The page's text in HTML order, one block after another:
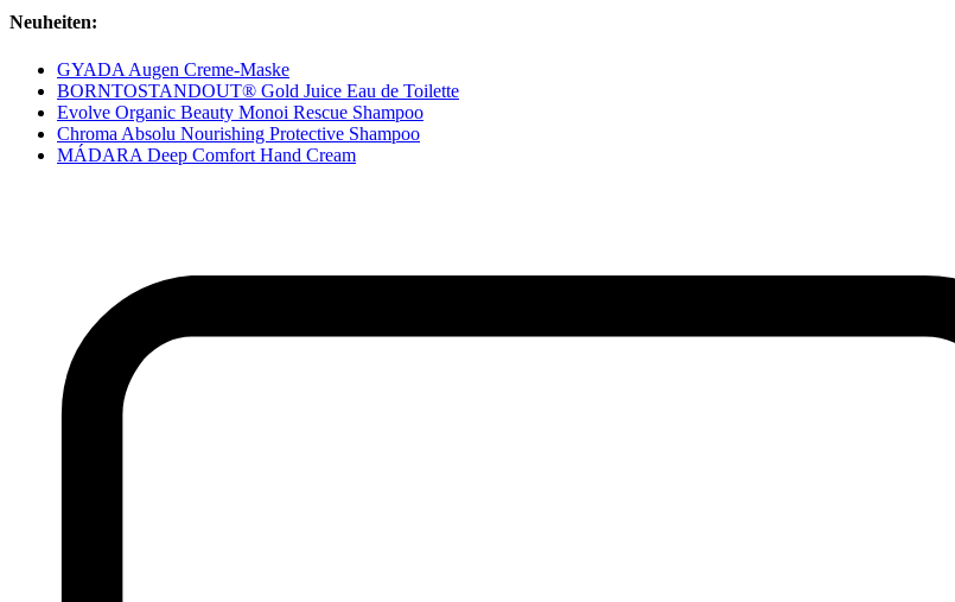
Neuheiten:
GYADA Augen Creme-Maske
BORNTOSTANDOUT® Gold Juice Eau de Toilette
Evolve Organic Beauty Monoi Rescue Shampoo
Chroma Absolu Nourishing Protective Shampoo
MÁDARA Deep Comfort Hand Cream